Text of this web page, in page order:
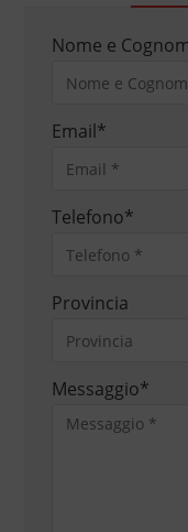
Nome e
Email*
Telefono*
Provincia
Messaggio*